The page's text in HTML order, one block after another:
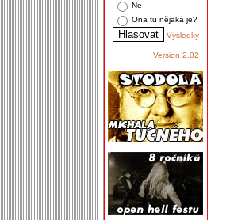
Ne
Ona tu nějaká je?
Výsledky
Version 2.02